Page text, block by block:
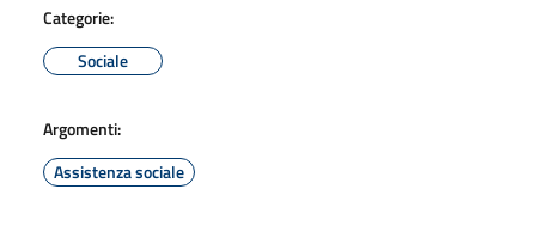
Categorie:
Sociale
Argomenti:
Assistenza sociale